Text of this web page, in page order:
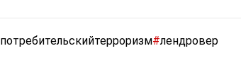
потребительскийтерроризм#лендровер